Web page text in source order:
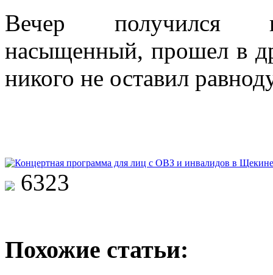
Вечер получился
насыщенный, прошел в
никого не оставил
6323
Похожие статьи: